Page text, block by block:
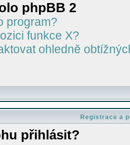
phpBB 2
program?
funkce X?
ohledně
Registrace a
přihlásit?